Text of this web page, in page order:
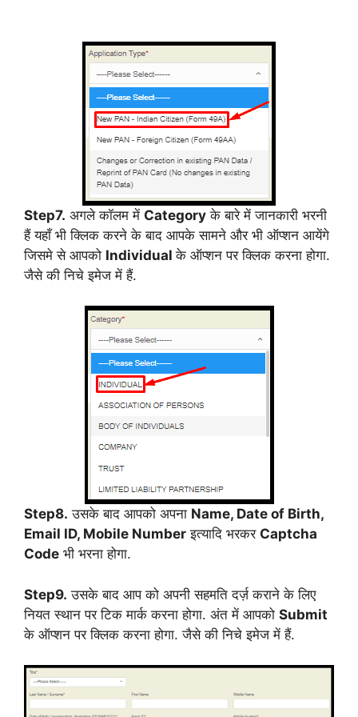
Step7. अगले कॉलम में Category के बारे में जानकारी भरनी
हैं यहाँ भी क्लिक करने के बाद आपके सामने और भी ऑप्शन आयेंगे
जिसमे से आपको Individualके ऑप्शन पर क्लिक करना होगा.
जैसे की निचे इमेज में हैं.
Step8. उसके बाद आपको अपना Name, Date of Birth,
Email ID, Mobile Number इत्यादि भरकर Captcha
Code भी भरना होगा.
Step9. उसके बाद आप को अपनी सहमति दर्ज़ कराने के लिए
नियत स्थान पर टिक मार्क करना होगा. अंत में आपको Submit
के ऑप्शन पर क्लिक करना होगा. जैसे की निचे इमेज में हैं.